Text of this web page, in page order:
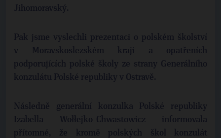
Jihomoravský.
Pak jsme vyslechli prezentaci o polském školství
v Moravskoslezském kraji a opatřeních
podporujících polské školy ze strany Generálního
konzulátu Polské republiky v Ostravě.
Následně generální konzulka Polské republiky
Izabella Wołłejko-Chwastowicz informovala
přítomné, že kromě polských škol konzulát